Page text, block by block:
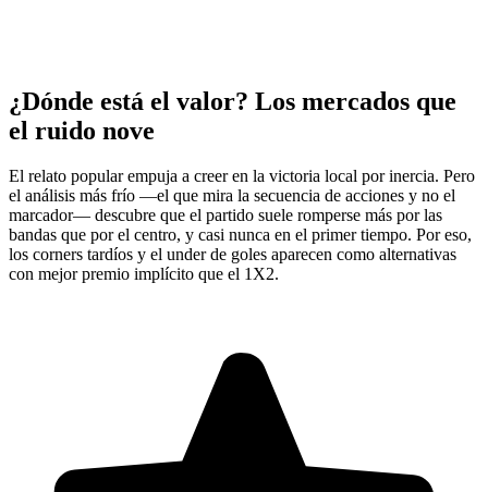
¿Dónde está el valor? Los mercados que
el ruido nove
El relato popular empuja a creer en la victoria local por inercia. Pero
el análisis más frío —el que mira la secuencia de acciones y no el
marcador— descubre que el partido suele romperse más por las
bandas que por el centro, y casi nunca en el primer tiempo. Por eso,
los corners tardíos y el under de goles aparecen como alternativas
con mejor premio implícito que el 1X2.